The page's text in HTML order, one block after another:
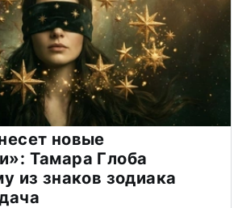
новые
Тамара Глоба
из знаков зодиака